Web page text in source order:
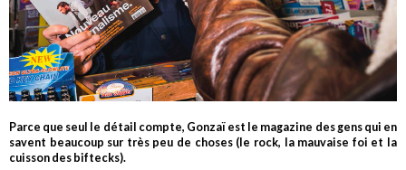
Parce que seul le détail compte, Gonzaï est le magazine des gens qui en
savent beaucoup sur très peu de choses (le rock, la mauvaise foi et la
cuisson des biftecks).